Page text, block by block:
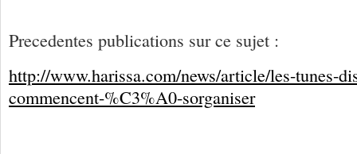
Precedentes publications sur ce sujet :
http://www.harissa.com/news/article/les-tunes-
commencent-%C3%A0-sorganiser